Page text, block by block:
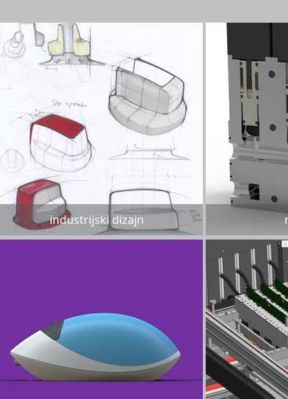
industrijski dizajn